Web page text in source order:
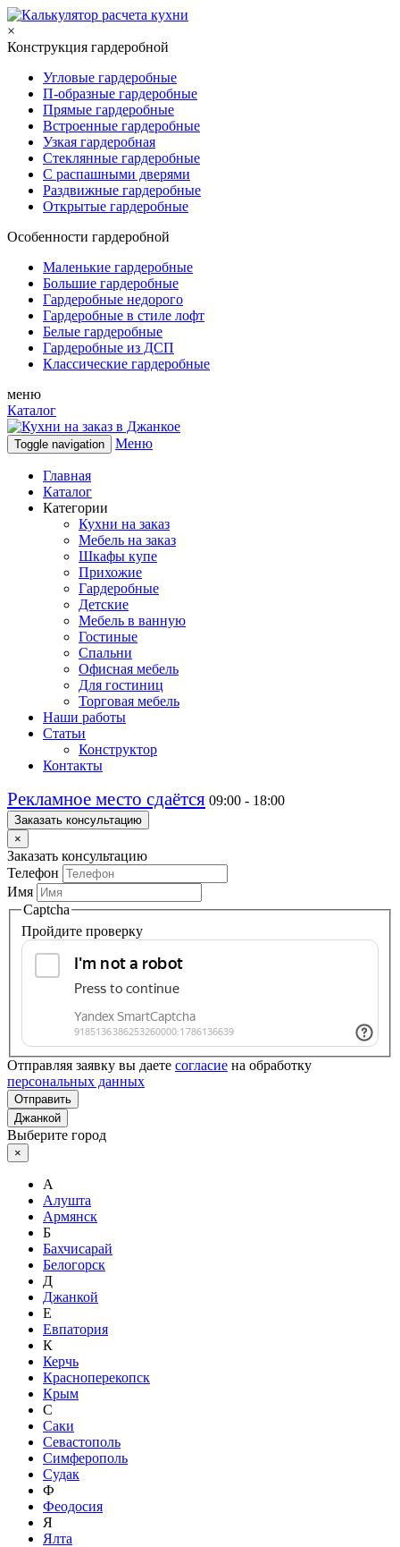
×
Конструкция гардеробной
Угловые гардеробные
П-образные гардеробные
Прямые гардеробные
Встроенные гардеробные
Узкая гардеробная
Стеклянные гардеробные
С распашными дверями
Раздвижные гардеробные
Открытые гардеробные
Особенности гардеробной
Маленькие гардеробные
Большие гардеробные
Гардеробные недорого
Гардеробные в стиле лофт
Белые гардеробные
Гардеробные из ДСП
Классические гардеробные
меню
Каталог
Toggle navigation Меню
Главная
Каталог
Категории
Кухни на заказ
Мебель на заказ
Шкафы купе
Прихожие
Гардеробные
Детские
Мебель в ванную
Гостиные
Спальни
Офисная мебель
Для гостиниц
Торговая мебель
Наши работы
Статьи
Конструктор
Контакты
Рекламное место сдаётся 09:00 - 18:00
Заказать консультацию
×
Заказать консультацию
Телефон
Имя
Captcha
Пройдите проверку
Отправляя заявку вы даете согласие на обработку
персональных данных
Отправить
Джанкой
Выберите город
×
А
Алушта
Армянск
Б
Бахчисарай
Белогорск
Д
Джанкой
Е
Евпатория
К
Керчь
Красноперекопск
Крым
С
Саки
Севастополь
Симферополь
Судак
Ф
Феодосия
Я
Ялта